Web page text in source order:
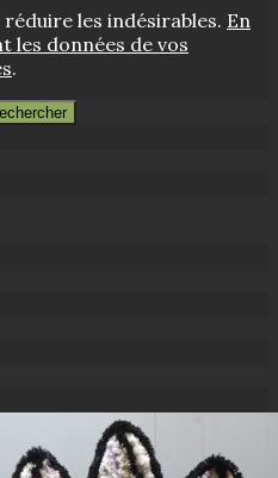
les indésirables. En
les données de vos
.